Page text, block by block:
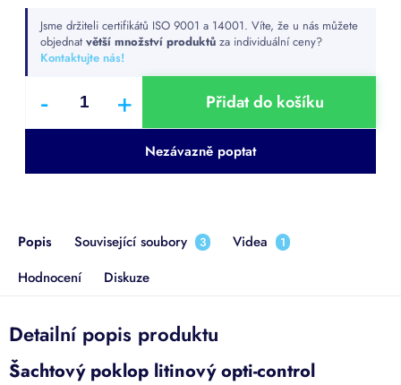
cena:Jsme držiteli certifikátů ISO 9001 a 14001. Víte, že u nás můžete
objednat větší množství produktů za individuální ceny?
Kontaktujte nás!
Přidat do košíku
Nezávazně poptat
Popis Související soubory 3 Videa 1
Hodnocení Diskuze
Detailní popis produktu
Šachtový poklop litinový opti-control